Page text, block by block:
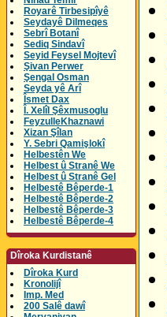
Royarê Tirbesipîyê
Seydayê Dilmeqes
Sebrî Botanî
Sediq Sindavî
Seyid Feysel Mojtevî
Şivan Perwer
Şengal Osman
Seyda yê Arî
Îsmet Dax
Î. Xelîl Şêxmusoglu
FeyzulleKhaznawi
Xizan Şîlan
Y. Sebri Qamişlokî
Helbestên We
Helbest û Stranê We
Helbest û Stranê Gel
Helbestê Bêperde-1
Helbestê Bêperde-2
Helbestê Bêperde-3
Helbestê Bêperde-4
Dîroka Kurdistanê
Dîroka Kurd
Kronolijî
Imp. Med
200 Salê dawî